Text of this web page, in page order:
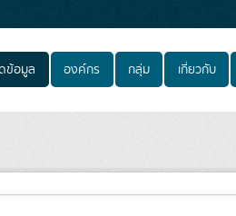
ข้อมูล องค์กร กลุ่ม เกี่ยวกับ